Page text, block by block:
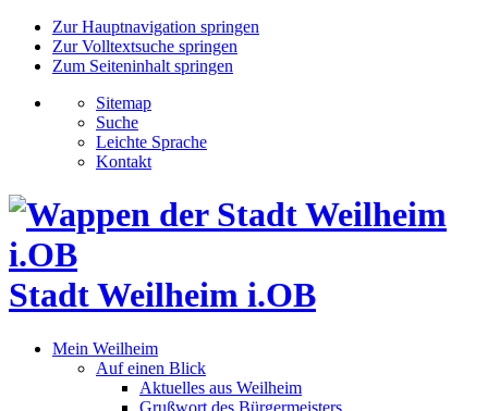
Zur Hauptnavigation springen
Zur Volltextsuche springen
Zum Seiteninhalt springen
Sitemap
Suche
Leichte Sprache
Kontakt
Stadt Weilheim i.OB
Mein Weilheim
Auf einen Blick
Aktuelles aus Weilheim
Grußwort des Bürgermeisters